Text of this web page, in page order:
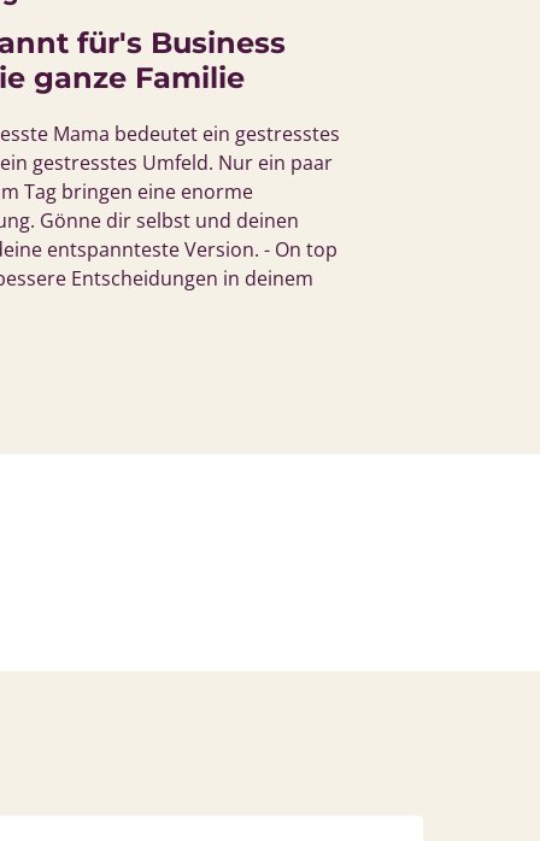
für's Business
ganze Familie
Mama bedeutet ein gestresstes
gestresstes Umfeld. Nur ein paar
Tag bringen eine enorme
Gönne dir selbst und deinen
entspannteste Version. - On top
Entscheidungen in deinem